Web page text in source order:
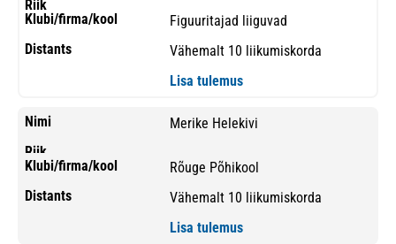
Figuuritajad liiguvad
Vähemalt 10 liikumiskorda
Lisa tulemus
Merike Helekivi
Rõuge Põhikool
Vähemalt 10 liikumiskorda
Lisa tulemus